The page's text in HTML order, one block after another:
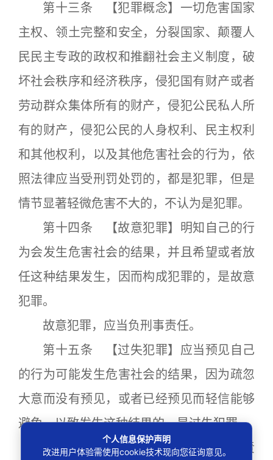
第十三条 【犯罪概念】一切危害国家
主权、领土完整和安全，分裂国家、颠覆人
民民主专政的政权和推翻社会主义制度，破
坏社会秩序和经济秩序，侵犯国有财产或者
劳动群众集体所有的财产，侵犯公民私人所
有的财产，侵犯公民的人身权利、民主权利
和其他权利，以及其他危害社会的行为，依
照法律应当受刑罚处罚的，都是犯罪，但是
情节显著轻微危害不大的，不认为是犯罪。
第十四条 【故意犯罪】明知自己的行
为会发生危害社会的结果，并且希望或者放
任这种结果发生，因而构成犯罪的，是故意
犯罪。
故意犯罪，应当负刑事责任。
第十五条 【过失犯罪】应当预见自己
的行为可能发生危害社会的结果，因为疏忽
大意而没有预见，或者已经预见而轻信能够
避免，以致发生这种结果的，是过失犯罪。
过失犯罪，法律有规定的才负刑事责
个人信息保护声明
改进用户体验需使用cookie技术现向您征询意见。